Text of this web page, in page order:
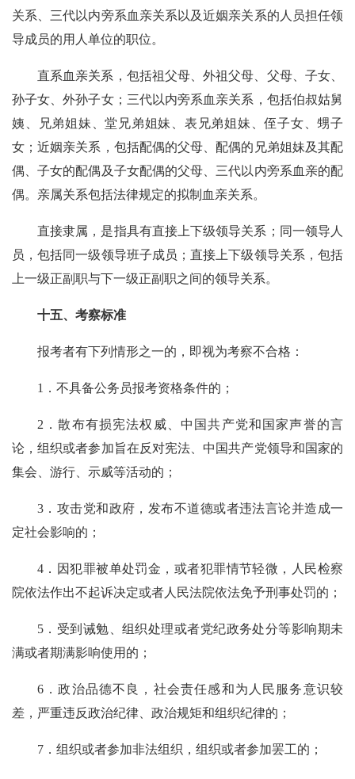
关系、三代以内旁系血亲关系以及近姻亲关系的人员担任领
导成员的用人单位的职位。
直系血亲关系，包括祖父母、外祖父母、父母、子女、
孙子女、外孙子女；三代以内旁系血亲关系，包括伯叔姑舅
姨、兄弟姐妹、堂兄弟姐妹、表兄弟姐妹、侄子女、甥子
女；近姻亲关系，包括配偶的父母、配偶的兄弟姐妹及其配
偶、子女的配偶及子女配偶的父母、三代以内旁系血亲的配
偶。亲属关系包括法律规定的拟制血亲关系。
直接隶属，是指具有直接上下级领导关系；同一领导人
员，包括同一级领导班子成员；直接上下级领导关系，包括
上一级正副职与下一级正副职之间的领导关系。
十五、考察标准
报考者有下列情形之一的，即视为考察不合格：
1．不具备公务员报考资格条件的；
2．散布有损宪法权威、中国共产党和国家声誉的言
论，组织或者参加旨在反对宪法、中国共产党领导和国家的
集会、游行、示威等活动的；
3．攻击党和政府，发布不道德或者违法言论并造成一
定社会影响的；
4．因犯罪被单处罚金，或者犯罪情节轻微，人民检察
院依法作出不起诉决定或者人民法院依法免予刑事处罚的；
5．受到诫勉、组织处理或者党纪政务处分等影响期未
满或者期满影响使用的；
6．政治品德不良，社会责任感和为人民服务意识较
差，严重违反政治纪律、政治规矩和组织纪律的；
7．组织或者参加非法组织，组织或者参加罢工的；